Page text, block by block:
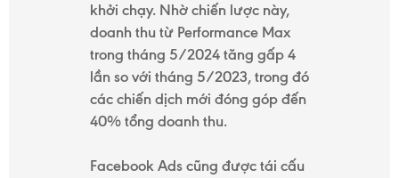
khởi chạy. Nhờ chiến lược này,
doanh thu từ Performance Max
trong tháng 5/2024 tăng gấp 4
lần so với tháng 5/2023, trong đó
các chiến dịch mới đóng góp đến
40% tổng doanh thu.
Facebook Ads cũng được tái cấu